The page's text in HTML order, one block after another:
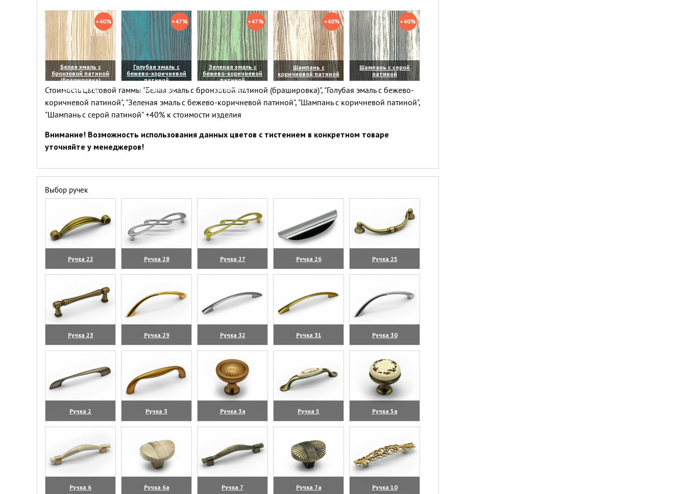
+40%
Белая эмаль с
бронзовой патиной
(брашировка)
(увеличить)
+47%
Голубая эмаль с
бежево-коричневой
патиной
(увеличить)
+47%
Зеленая эмаль с
бежево-коричневой
патиной
(увеличить)
+40%
Шампань с
коричневой патиной
(увеличить)
+40%
Шампань с серой
патиной
(увеличить)
Стоимость цветовой гаммы "Белая эмаль с бронзовой патиной (брашировка)", "Голубая эмаль с бежево-
коричневой патиной", "Зеленая эмаль с бежево-коричневой патиной", "Шампань с коричневой патиной",
"Шампань с серой патиной" +40% к стоимости изделия
Внимание! Возможность использования данных цветов с тистением в конкретном товаре
уточняйте у менеджеров!
Выбор ручек
Ручка 22
(увеличить)
Ручка 28
(увеличить)
Ручка 27
(увеличить)
Ручка 26
(увеличить)
Ручка 25
(увеличить)
Ручка 23
(увеличить)
Ручка 29
(увеличить)
Ручка 32
(увеличить)
Ручка 31
(увеличить)
Ручка 30
(увеличить)
Ручка 2
(увеличить)
Ручка 3
(увеличить)
Ручка 3а
(увеличить)
Ручка 5
(увеличить)
Ручка 5а
(увеличить)
Ручка 6 Ручка 6а Ручка 7 Ручка 7а Ручка 10